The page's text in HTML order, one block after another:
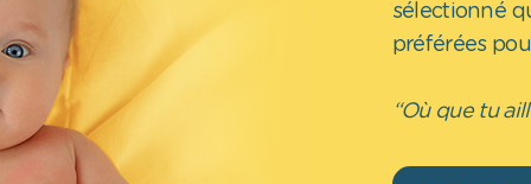
sélectionné
préférées
“Où que tu